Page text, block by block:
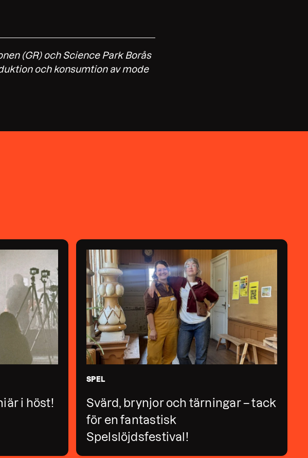
(GR) och Science Park Borås
och konsumtion av mode
i höst!
SPEL
Svärd, brynjor och tärningar – tack
för en fantastisk
Spelslöjdsfestival!